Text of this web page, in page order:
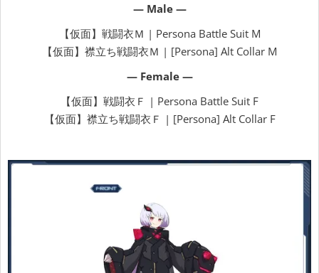
— Male —
【仮面】戦闘衣Ｍ | Persona Battle Suit M
【仮面】襟立ち戦闘衣Ｍ | [Persona] Alt Collar M
— Female —
【仮面】戦闘衣Ｆ | Persona Battle Suit F
【仮面】襟立ち戦闘衣Ｆ | [Persona] Alt Collar F